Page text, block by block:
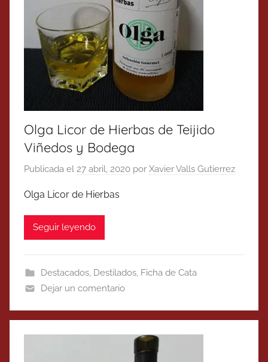
Olga Licor de Hierbas de Teijido
Viñedos y Bodega
Publicada el 27 abril, 2020 por Xavier Valls Gutierrez
Olga Licor de Hierbas
Seguir leyendo
Destacados, Destilados, Ficha de Cata
Dejar un comentario